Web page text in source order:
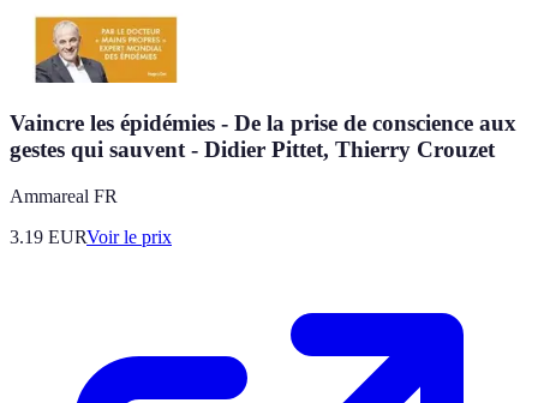
Vaincre les épidémies - De la prise de conscience aux
gestes qui sauvent - Didier Pittet, Thierry Crouzet
Ammareal FR
3.19 EURVoir le prix